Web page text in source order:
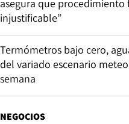
asegura que procedimiento
injustificable”
Termómetros bajo cero,
del variado escenario
semana
NEGOCIOS